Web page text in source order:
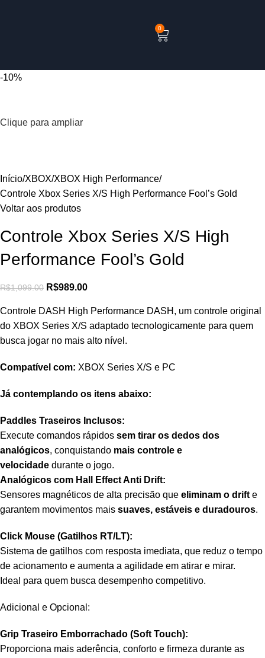
0
-10%
Clique para ampliar
Início XBOX XBOX High Performance
Controle Xbox Series X/S High Performance Fool’s Gold
Voltar aos produtos
Controle Xbox Series X/S High
Performance Fool’s Gold
R$1,099.00 R$989.00
Controle DASH High Performance DASH, um controle original
do XBOX Series X/S adaptado tecnologicamente para quem
busca jogar no mais alto nível.
Compatível com: XBOX Series X/S e PC
Já contemplando os itens abaixo:
Paddles Traseiros Inclusos:
Execute comandos rápidos sem tirar os dedos dos
analógicos, conquistando mais controle e
velocidade durante o jogo.
Analógicos com Hall Effect Anti Drift:
Sensores magnéticos de alta precisão que eliminam o drift e
garantem movimentos mais suaves, estáveis e duradouros.
Click Mouse (Gatilhos RT/LT):
Sistema de gatilhos com resposta imediata, que reduz o tempo
de acionamento e aumenta a agilidade em atirar e mirar.
Ideal para quem busca desempenho competitivo.
Adicional e Opcional:
Grip Traseiro Emborrachado (Soft Touch):
Proporciona mais aderência, conforto e firmeza durante as